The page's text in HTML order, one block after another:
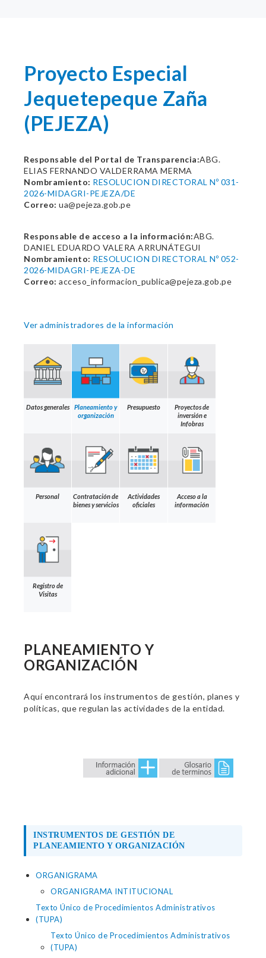
Proyecto Especial
Jequetepeque Zaña
(PEJEZA)
Responsable del Portal de Transparencia:ABG.
ELIAS FERNANDO VALDERRAMA MERMA
Nombramiento: RESOLUCION DIRECTORAL Nº 031-
2026-MIDAGRI-PEJEZA/DE
Correo: ua@pejeza.gob.pe
Responsable de acceso a la información:ABG.
DANIEL EDUARDO VALERA ARRUNÁTEGUI
Nombramiento: RESOLUCION DIRECTORAL Nº 052-
2026-MIDAGRI-PEJEZA-DE
Correo: acceso_informacion_publica@pejeza.gob.pe
Ver administradores de la información
Datos generales
Planeamiento y
organización
Presupuesto
Proyectos de
inversión e
Infobras
Personal
Contratación de
bienes y servicios
Actividades
oficiales
Acceso a la
información
Registro de
Visitas
PLANEAMIENTO Y
ORGANIZACIÓN
Aquí encontrará los instrumentos de gestión, planes y
políticas, que regulan las actividades de la entidad.
INSTRUMENTOS DE GESTIÓN DE
PLANEAMIENTO Y ORGANIZACIÓN
ORGANIGRAMA
ORGANIGRAMA INTITUCIONAL
Texto Único de Procedimientos Administrativos
(TUPA)
Texto Único de Procedimientos Administrativos
(TUPA)